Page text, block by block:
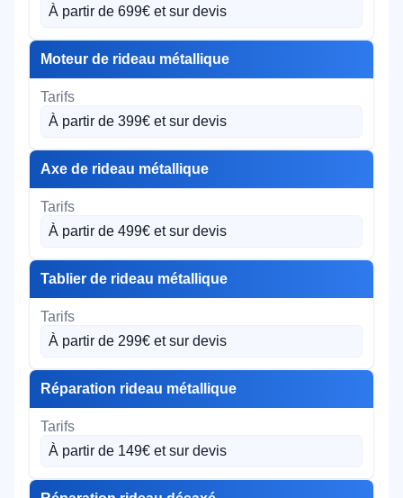
À partir de 699€ et sur devis
Moteur de rideau métallique
À partir de 399€ et sur devis
Axe de rideau métallique
À partir de 499€ et sur devis
Tablier de rideau métallique
À partir de 299€ et sur devis
Réparation rideau métallique
À partir de 149€ et sur devis